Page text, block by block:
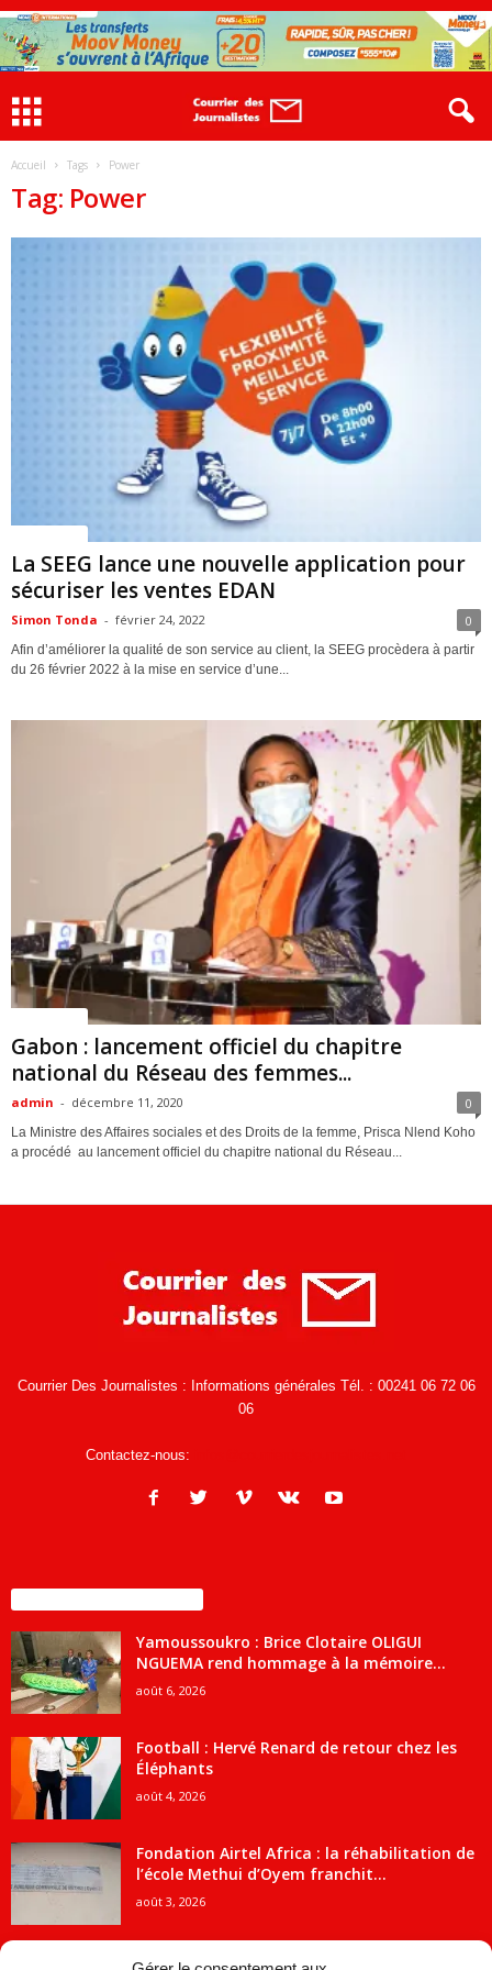
Accueil Tags Power
Tag: Power
La SEEG lance une nouvelle application pour
sécuriser les ventes EDAN
Simon Tonda - février 24, 2022 0
Afin d’améliorer la qualité de son service au client, la SEEG procèdera à partir
du 26 février 2022 à la mise en service d’une...
Gabon : lancement officiel du chapitre
national du Réseau des femmes...
admin - décembre 11, 2020 0
La Ministre des Affaires sociales et des Droits de la femme, Prisca Nlend Koho
a procédé au lancement officiel du chapitre national du Réseau...
Courrier Des Journalistes : Informations générales Tél. : 00241 06 72 06
06
Contactez-nous:
Yamoussoukro : Brice Clotaire OLIGUI
NGUEMA rend hommage à la mémoire...
août 6, 2026
Football : Hervé Renard de retour chez les
Éléphants
août 4, 2026
Fondation Airtel Africa : la réhabilitation de
l’école Methui d’Oyem franchit...
août 3, 2026